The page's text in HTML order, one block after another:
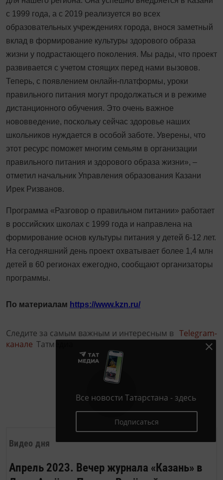
Видео дня
Апрель 2023. Вечер журнала «Казань» в
с 1999 года, а с 2019 реализуется во всех
образовательных учреждениях города, внося заметный
вклад в формирование культуры здорового образа
жизни у подрастающего поколения. Мы рады, что проект
развивается с учетом стоящих перед нами вызовов.
Теперь, с появлением онлайн-платформы, уроки
правильного питания могут продолжаться и в режиме
дистанционного обучения. Это очень важное
нововведение, поскольку сейчас здоровье наших
школьников нуждается в особой заботе. Уверены, что
этот ресурс поможет многим семьям в организации
правильного питания и здорового образа жизни», –
отметил начальник Управления образования Казани
Ирек Ризванов.
Программа «Разговор о правильном питании» работает
в российских школах с 1999 года и направлена на
формирование основ культуры питания у детей 6-12 лет.
На сегодняшний день проект охватывает более 1,4 млн
детей в 60 регионах ежегодно, сообщают организаторы
программы.
По материалам https://www.kzn.ru/
Следите за самым важным и интересным в Telegram-
канале Татмедиа
Все новости Татарстана - здесь
Подписаться